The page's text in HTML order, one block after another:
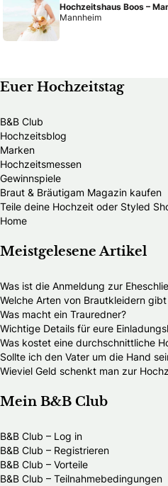
Hochzeitshaus Boos –
Mannheim
Euer Hochzeitstag
B&B Club
Hochzeitsblog
Marken
Hochzeitsmessen
Gewinnspiele
Braut & Bräutigam Magazin kaufen
Teile deine Hochzeit oder Styled
Home
Meistgelesene Artikel
Was ist die Anmeldung zur
Welche Arten von Brautkleidern gibt
Was macht ein Trauredner?
Wichtige Details für eure
Was kostet eine durchschnittliche
Sollte ich den Vater um die Hand
Wieviel Geld schenkt man zur
Mein B&B Club
B&B Club – Log in
B&B Club – Registrieren
B&B Club – Vorteile
B&B Club – Teilnahmebedingungen